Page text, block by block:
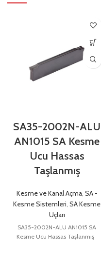
SA35-2002N-ALU
AN1015 SA Kesme
Ucu Hassas
Taşlanmış
Kesme ve Kanal Açma, SA -
Kesme Sistemleri, SA Kesme
Uçları
SA35-2002N-ALU AN1015 SA
Kesme Ucu Hassas Taşlanmış